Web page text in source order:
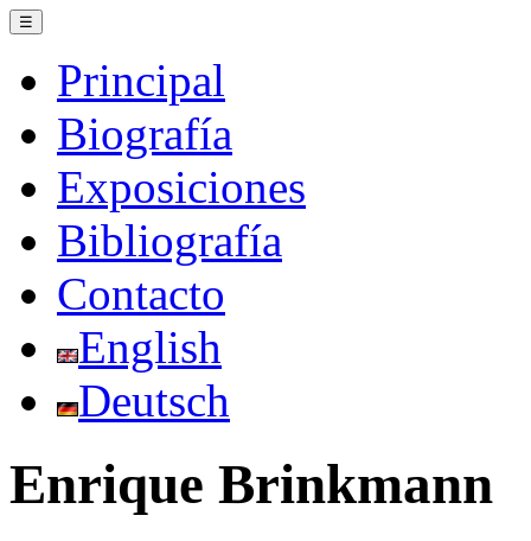
☰
Principal
Biografía
Exposiciones
Bibliografía
Contacto
English
Deutsch
Enrique Brinkmann